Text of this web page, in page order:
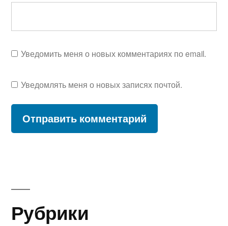
Уведомить меня о новых комментариях по email.
Уведомлять меня о новых записях почтой.
Рубрики